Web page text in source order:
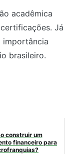
acadêmica
Já
importância
brasileiro.
construir um
financeiro para